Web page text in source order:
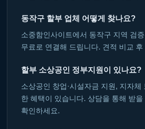
동작구 할부 업체 어떻게 찾나요?
소중함인사이트에서 동작구 지역 검
무료로 연결해 드립니다. 견적 비교 후
할부 소상공인 정부지원이 있나요?
소상공인 창업·시설자금 지원, 지자체
한 혜택이 있습니다. 상담을 통해 받
확인하세요.